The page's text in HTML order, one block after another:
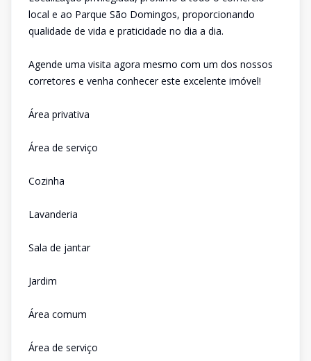
local e ao Parque São Domingos, proporcionando
qualidade de vida e praticidade no dia a dia.
Agende uma visita agora mesmo com um dos nossos
corretores e venha conhecer este excelente imóvel!
Área privativa
Área de serviço
Cozinha
Lavanderia
Sala de jantar
Jardim
Área comum
Área de serviço